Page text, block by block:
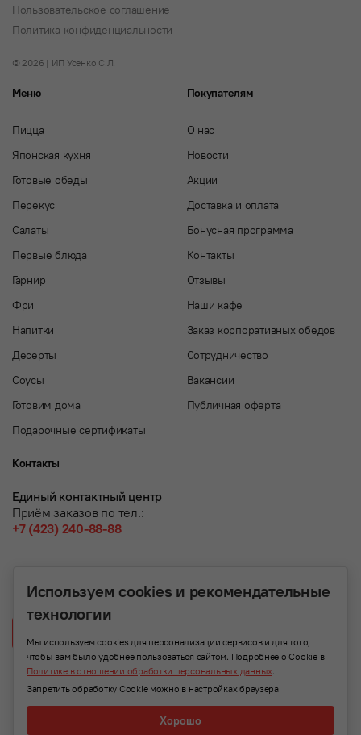
Пользовательское соглашение
Политика конфиденциальности
© 2026 | ИП Усенко С.Л.
Меню
Пицца
Японская кухня
Готовые обеды
Перекус
Салаты
Первые блюда
Гарнир
Фри
Напитки
Десерты
Соусы
Готовим дома
Подарочные сертификаты
Покупателям
О нас
Новости
Акции
Доставка и оплата
Бонусная программа
Контакты
Отзывы
Наши кафе
Заказ корпоративных обедов
Сотрудничество
Вакансии
Публичная оферта
Контакты
Единый контактный центр
Приём заказов по тел.:
+7 (423) 240-88-88
Используем cookies и рекомендательные
технологии
Мы используем cookies для персонализации сервисов и для того,
чтобы вам было удобнее пользоваться сайтом. Подробнее о Cookie в
Политике в отношении обработки персональных данных.
Запретить обработку Cookie можно в настройках браузера
Хорошо